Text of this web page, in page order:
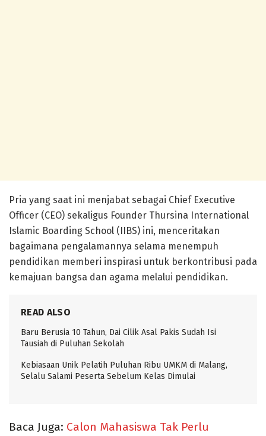
Pria yang saat ini menjabat sebagai Chief Executive
Officer (CEO) sekaligus Founder Thursina International
Islamic Boarding School (IIBS) ini, menceritakan
bagaimana pengalamannya selama menempuh
pendidikan memberi inspirasi untuk berkontribusi pada
kemajuan bangsa dan agama melalui pendidikan.
READ ALSO
Baru Berusia 10 Tahun, Dai Cilik Asal Pakis Sudah Isi
Tausiah di Puluhan Sekolah
Kebiasaan Unik Pelatih Puluhan Ribu UMKM di Malang,
Selalu Salami Peserta Sebelum Kelas Dimulai
Baca Juga: Calon Mahasiswa Tak Perlu